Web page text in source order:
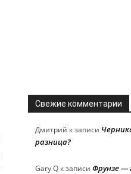
Свежие комментарии
Дмитрий к записи
разница?
Gary Q к записи Фрунзе —